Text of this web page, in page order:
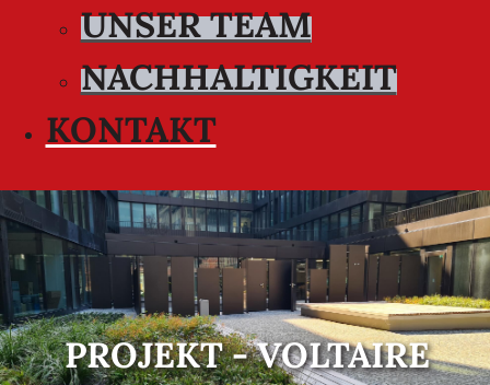
UNSER TEAM
NACHHALTIGKEIT
KONTAKT
PROJEKT - VOLTAIRE